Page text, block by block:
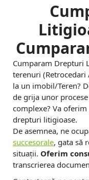
m
p
a
r
a
m
D
Cumparam Drepturi
terenuri (Retrocedari
la un imobil/Teren?
de grija unor
complexe? Va
drepturi litigioase.
De asemnea, ne
succesorale, gata să
situații. Oferim
transcrierea